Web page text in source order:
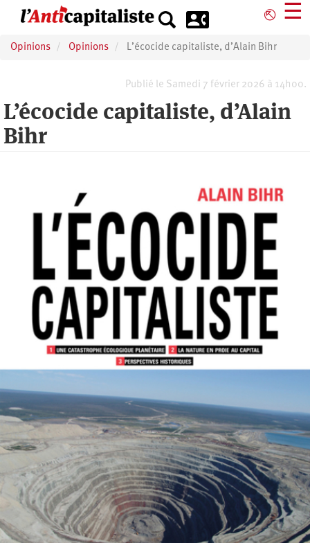
principal
⎋ ☰
Opinions Opinions L’écocide capitaliste, d’Alain Bihr
Publié le Samedi 7 février 2026 à 14h00.
L’écocide capitaliste, d’Alain
Bihr